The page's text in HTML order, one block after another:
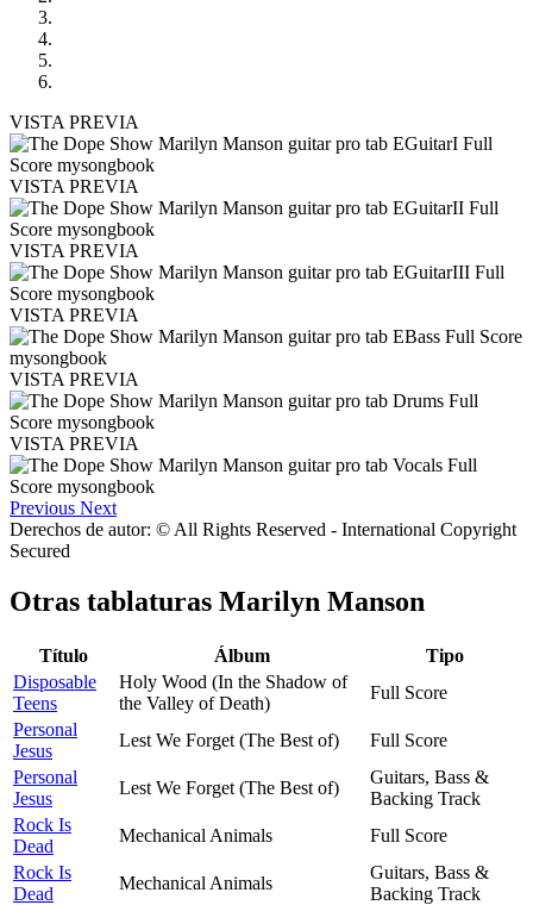
VISTA PREVIA
VISTA PREVIA
VISTA PREVIA
VISTA PREVIA
VISTA PREVIA
VISTA PREVIA
Previous Next
Derechos de autor: © All Rights Reserved - International Copyright
Secured
Otras tablaturas Marilyn Manson
Título Álbum
Tipo
Disposable
Teens
Holy Wood (In the Shadow of
the Valley of Death)
Full Score
Personal
Jesus
Lest We Forget (The Best of)
Full Score
Personal
Jesus
Lest We Forget (The Best of)
Guitars, Bass &
Backing Track
Rock Is
Dead
Mechanical Animals
Full Score
Rock Is
Dead
Mechanical Animals
Guitars, Bass &
Backing Track